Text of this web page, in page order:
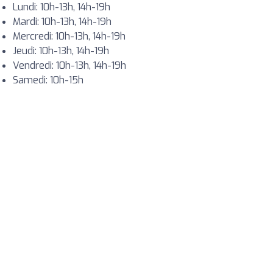
Lundi: 10h-13h, 14h-19h
Mardi: 10h-13h, 14h-19h
Mercredi: 10h-13h, 14h-19h
Jeudi: 10h-13h, 14h-19h
Vendredi: 10h-13h, 14h-19h
Samedi: 10h-15h